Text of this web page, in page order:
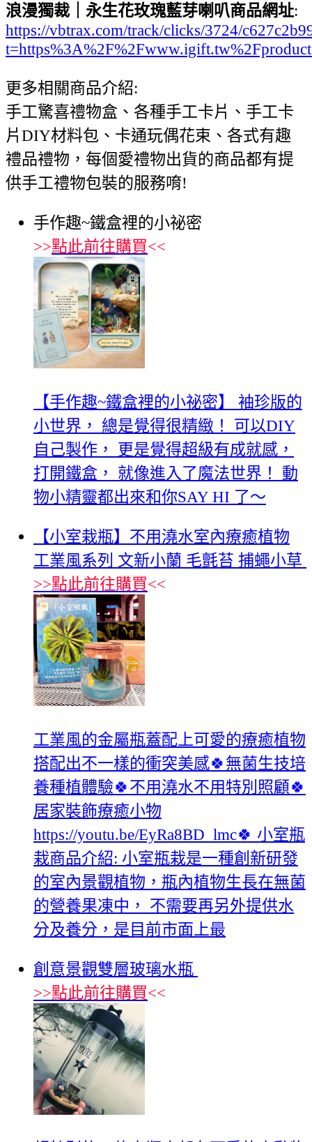
浪漫獨裁｜永生花玫瑰藍芽喇叭商品網址:
https://vbtrax.com/track/clicks/3724/
更多相關商品介紹:
手工驚喜禮物盒、各種手工卡片、手工卡
片DIY材料包、卡通玩偶花束、各式有趣
禮品禮物，每個愛禮物出貨的商品都有提
供手工禮物包裝的服務唷!
手作趣~鐵盒裡的小祕密
>>點此前往購買<<
【手作趣~鐵盒裡的小祕密】 袖珍版的
小世界， 總是覺得很精緻！ 可以DIY
自己製作， 更是覺得超級有成就感，
打開鐵盒， 就像進入了魔法世界！ 動
物小精靈都出來和你SAY HI 了～
【小室栽瓶】不用澆水室內療癒植物
工業風系列 文新小蘭 毛氈苔 捕蠅小草
>>點此前往購買<<
工業風的金屬瓶蓋配上可愛的療癒植物
搭配出不一樣的衝突美感🍀無菌生技培
養種植體驗🍀不用澆水不用特別照顧🍀
居家裝飾療癒小物
https://youtu.be/EyRa8BD_lmc🍀 小室瓶
栽商品介紹: 小室瓶栽是一種創新研發
的室內景觀植物，瓶內植物生長在無菌
的營養果凍中， 不需要再另外提供水
分及養分，是目前市面上最
創意景觀雙層玻璃水瓶
>>點此前往購買<<